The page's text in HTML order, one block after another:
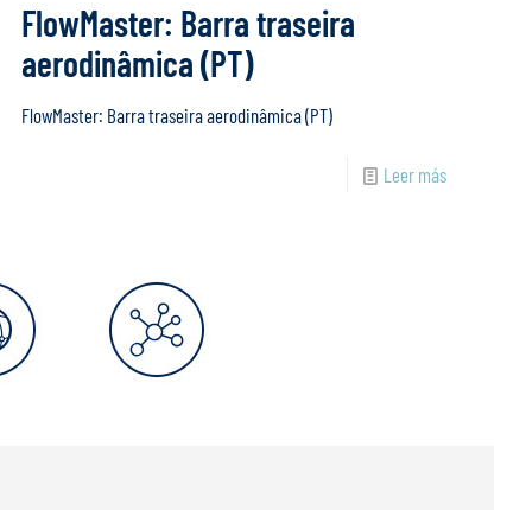
FlowMaster: Barra traseira
aerodinâmica (PT)
FlowMaster: Barra traseira aerodinâmica (PT)
Leer más